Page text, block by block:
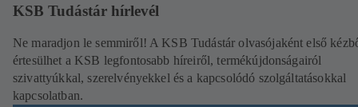
KSB Tudástár hírlevél
Ne maradjon le semmiről! A KSB Tudástár olvasójaként első
értesülhet a KSB legfontosabb híreiről, termékújdonságairól
szivattyúkkal, szerelvényekkel és a kapcsolódó szolgáltatásokkal
kapcsolatban.